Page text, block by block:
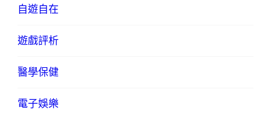
自遊自在
遊戲評析
醫學保健
電子娛樂